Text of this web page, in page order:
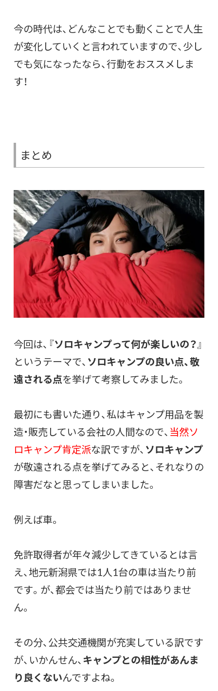
今の時代は、どんなことでも動くことで人生
が変化していくと言われていますので、少し
でも気になったなら、行動をおススメしま
す！
まとめ
今回は、『ソロキャンプって何が楽しいの？』
というテーマで、 ソロキャンプの良い点、敬
遠される点を挙げて考察してみました。
最初にも書いた通り、私はキャンプ用品を製
造・販売している会社の人間なので、 当然ソ
ロキャンプ肯定派な訳ですが、 ソロキャンプ
が敬遠される点を挙げてみると、それなりの
障害だなと思ってしまいました。
例えば車。
免許取得者が年々減少してきているとは言
え、地元新潟県では1人1台の車は当たり前
です。が、都会では当たり前ではありませ
ん。
その分、公共交通機関が充実している訳です
が、いかんせん、 キャンプとの相性があんま
り良くないんですよね。